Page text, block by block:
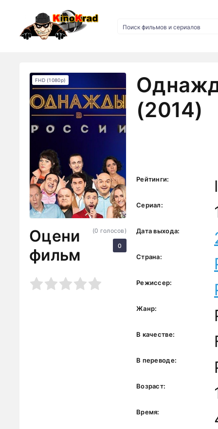
(2014)
FHD (1080p)
Оцени
фильм
5
(0 голосов)
0
Рейтинги:
Сериал:
Дата выхода:
Страна:
Режиссер:
Жанр:
В качестве:
В переводе:
Возраст:
Время: